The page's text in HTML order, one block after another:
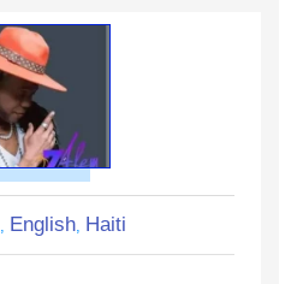
, English, Haiti